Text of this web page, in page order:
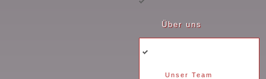
Über uns
Unser Team